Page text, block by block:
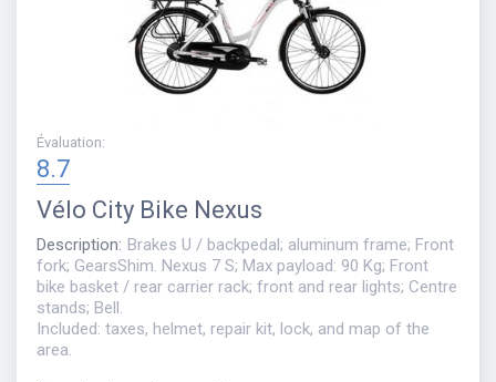
Évaluation:
8.7
Vélo City Bike Nexus
Description: Brakes U / backpedal; aluminum frame; Front
fork; GearsShim. Nexus 7 S; Max payload: 90 Kg; Front
bike basket / rear carrier rack; front and rear lights; Centre
stands; Bell.
Included: taxes, helmet, repair kit, lock, and map of the
area.